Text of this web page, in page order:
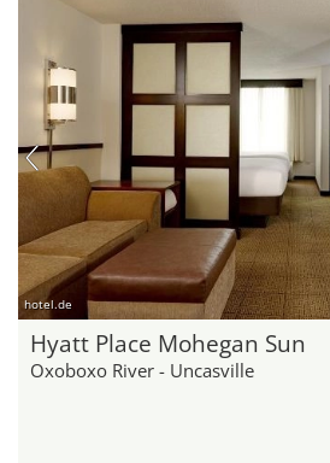
hotel.de
Hyatt Place Mohegan Sun
Oxoboxo River - Uncasville